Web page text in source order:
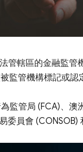
管轄區的金融監
監管機構標記或認
監管局 (FCA)、
員會 (CONSOB)